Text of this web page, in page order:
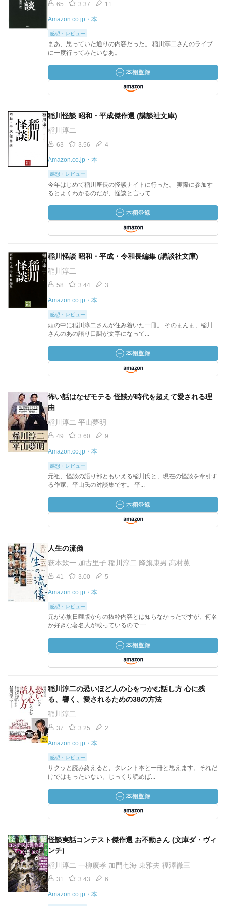
65 3.37 11
Amazon.co.jp・本
感想・レビュー
まあ、思っていた通りの内容だった。 稲川淳二さんのライブ
に一度行ってみたいなあ。
稲川怪談 昭和・平成傑作選 (講談社文庫)
稲川淳二
63 3.56 4
Amazon.co.jp・本
感想・レビュー
今年はじめて稲川座長の怪談ナイトに行った。 実際に参加す
るとよくわかるのだが、怪談と言って...
稲川怪談 昭和・平成・令和長編集 (講談社文庫)
稲川淳二
58 3.44 3
Amazon.co.jp・本
感想・レビュー
頭の中に稲川淳二さんが住み着いた一冊。 そのまんま、稲川
さんのあの語り口調が文字になって...
怖い話はなぜモテる 怪談が時代を超えて愛される理
由
稲川淳二 平山夢明
49 3.60 9
Amazon.co.jp・本
感想・レビュー
元祖、怪談の語り部ともいえる稲川氏と、現在の怪談を牽引す
る作家、平山氏の対談集です。 平...
人生の流儀
萩本欽一 加古里子 稲川淳二 降旗康男 髙村薫
41 3.00 5
Amazon.co.jp・本
感想・レビュー
元が赤旗日曜版からの抜粋内容とは知らなかったですが、何名
か好きな著名人が載っているので 一...
稲川淳二の恐いほど人の心をつかむ話し方 心に残
る、響く、愛されるための38の方法
稲川淳二
37 3.25 2
Amazon.co.jp・本
感想・レビュー
サクッと読み終えると、タレント本と一冊と思えます。それだ
けではもったいない。じっくり読めば...
怪談実話コンテスト傑作選 お不動さん (文庫ダ・ヴィ
ンチ)
稲川淳二 一柳廣孝 加門七海 東雅夫 福澤徹三
31 3.43 6
Amazon.co.jp・本